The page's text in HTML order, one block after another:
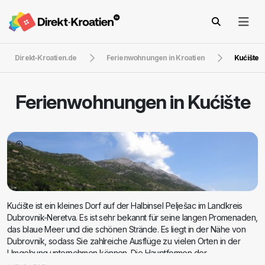
Direkt-Kroatien.de Ferienwohnungen in Kroatien Kućište
Ferienwohnungen in Kućište
Kućište ist ein kleines Dorf auf der Halbinsel Pelješac im Landkreis
Dubrovnik-Neretva. Es ist sehr bekannt für seine langen Promenaden,
das blaue Meer und die schönen Strände. Es liegt in der Nähe von
Dubrovnik, sodass Sie zahlreiche Ausflüge zu vielen Orten in der
Umgebung unternehmen können. Die Hauptformen der